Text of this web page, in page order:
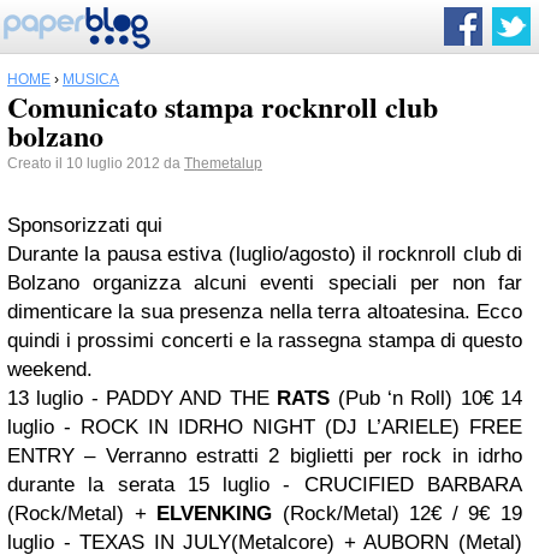
HOME › MUSICA
Comunicato stampa rocknroll club
bolzano
Creato il 10 luglio 2012 da Themetalup
Sponsorizzati qui
Durante la pausa estiva (luglio/agosto) il rocknroll club di
Bolzano organizza alcuni eventi speciali per non far
dimenticare la sua presenza nella terra altoatesina. Ecco
quindi i prossimi concerti e la rassegna stampa di questo
weekend.
13 luglio - PADDY AND THE RATS (Pub ‘n Roll) 10€ 14
luglio - ROCK IN IDRHO NIGHT (DJ L’ARIELE) FREE
ENTRY – Verranno estratti 2 biglietti per rock in idrho
durante la serata
15 luglio - CRUCIFIED BARBARA
(Rock/Metal) + ELVENKING (Rock/Metal) 12€ / 9€ 19
luglio - TEXAS IN JULY(Metalcore) + AUBORN (Metal)